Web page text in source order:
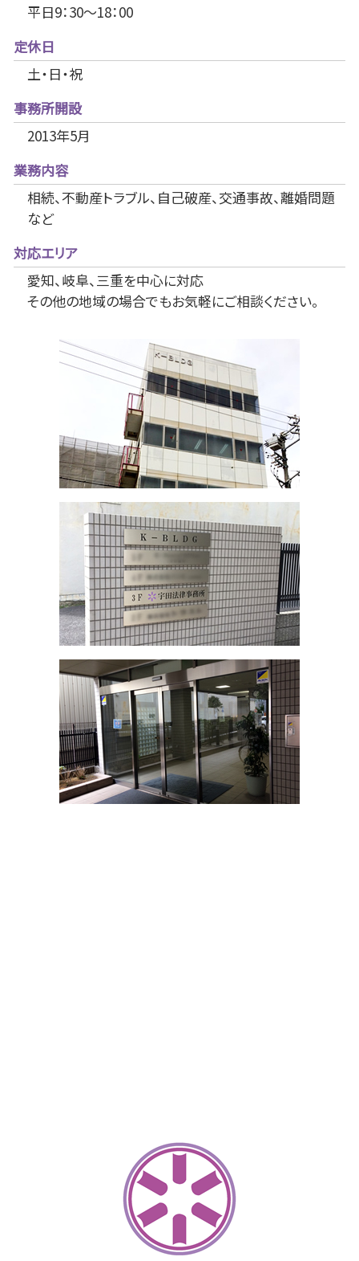
平日9：30～18：00
定休日
土・日・祝
事務所開設
2013年5月
業務内容
相続、不動産トラブル、自己破産、交通事故、離婚問題
など
対応エリア
愛知、岐阜、三重を中心に対応
その他の地域の場合でもお気軽にご相談ください。